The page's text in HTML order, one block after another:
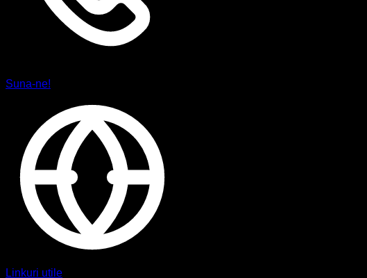
Suna-ne!
Linkuri utile